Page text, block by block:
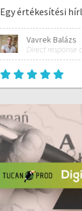
Egy értékesítési
Vavrek Balázs
Direct response